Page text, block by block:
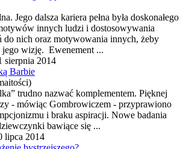
Jego dalsza kariera pełna była doskonałego
innych ludzi i dostosowywania
do nich oraz motywowania innych, żeby
wizję. Ewenement ...
sierpnia 2014
Barbie
trudno nazwać komplementem. Pięknej
- mówiąc Gombrowiczem - przyprawiono
i braku aspiracji. Nowe badania
bawiące się ...
lipca 2014